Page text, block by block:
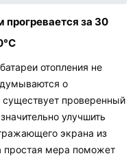
за 30
отопления не
о
проверенный
улучшить
экрана из
простая мера поможет